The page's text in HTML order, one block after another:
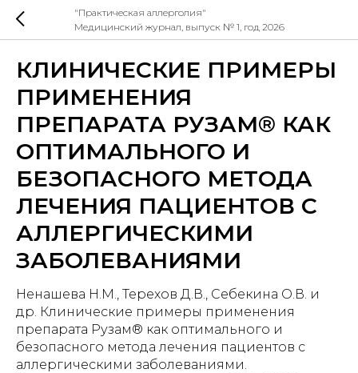
"Практическая аллерголия"
Медицинский журнал, выпуск № 1, год 2026
КЛИНИЧЕСКИЕ ПРИМЕРЫ
ПРИМЕНЕНИЯ
ПРЕПАРАТА РУЗАМ® КАК
ОПТИМАЛЬНОГО И
БЕЗОПАСНОГО МЕТОДА
ЛЕЧЕНИЯ ПАЦИЕНТОВ С
АЛЛЕРГИЧЕСКИМИ
ЗАБОЛЕВАНИЯМИ
Ненашева Н.М., Терехов Д.В., Себекина О.В. и
др. Клинические примеры применения
препарата Рузам® как оптимального и
безопасного метода лечения пациентов с
аллергическими заболеваниями.